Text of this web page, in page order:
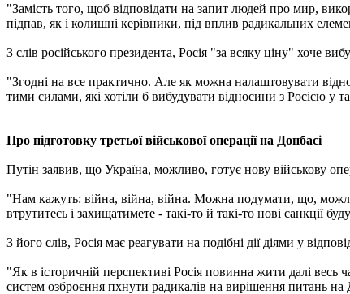
"Замість того, щоб відповідати на запит людей про мир,
підпав, як і колишні керівники, під вплив радикальних
З слів російського президента, Росія "за всяку ціну" хоче
"Згодні на все практично. Але як можна налаштовувати
тими силами, які хотіли б вибудувати відносини з Росією у
Про підготовку третьої військової операції на Донбасі
Путін заявив, що Україна, можливо, готує нову військову
"Нам кажуть: війна, війна, війна. Можна подумати, що,
втрутитесь і захищатимете - такі-то й такі-то нові санкції
З його слів, Росія має реагувати на подібні дії діями у
"Як в історичній перспективі Росія повинна жити далі весь
систем озброєння пхнути радикалів на вирішення питань